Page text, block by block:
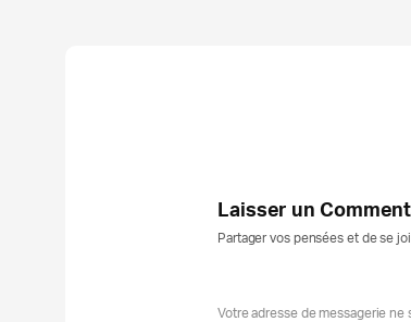
Laisser un
Partager vos pensées et de se
Votre adresse de messagerie ne